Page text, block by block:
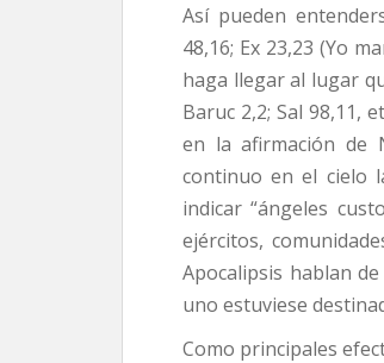
Así pueden
48,16; Ex 23,23 (Yo
haga llegar al lugar
Baruc 2,2; Sal 98,11,
en la afirmación de
continuo en el cielo
indicar “ángeles
ejércitos,
Apocalipsis hablan
uno estuviese
Como principales